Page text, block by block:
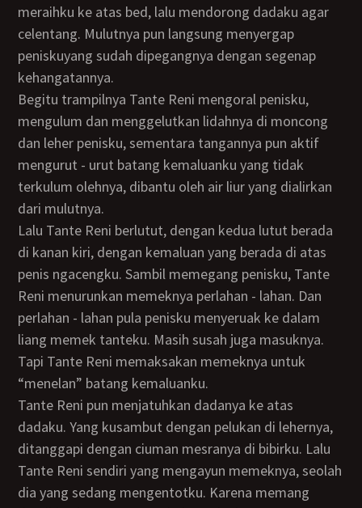
meraihku ke atas bed, lalu mendorong dadaku agar
celentang. Mulutnya pun langsung menyergap
peniskuyang sudah dipegangnya dengan segenap
kehangatannya.
Begitu trampilnya Tante Reni mengoral penisku,
mengulum dan menggelutkan lidahnya di moncong
dan leher penisku, sementara tangannya pun aktif
mengurut - urut batang kemaluanku yang tidak
terkulum olehnya, dibantu oleh air liur yang dialirkan
dari mulutnya.
Lalu Tante Reni berlutut, dengan kedua lutut berada
di kanan kiri, dengan kemaluan yang berada di atas
penis ngacengku. Sambil memegang penisku, Tante
Reni menurunkan memeknya perlahan - lahan. Dan
perlahan - lahan pula penisku menyeruak ke dalam
liang memek tanteku. Masih susah juga masuknya.
Tapi Tante Reni memaksakan memeknya untuk
“menelan” batang kemaluanku.
Tante Reni pun menjatuhkan dadanya ke atas
dadaku. Yang kusambut dengan pelukan di lehernya,
ditanggapi dengan ciuman mesranya di bibirku. Lalu
Tante Reni sendiri yang mengayun memeknya, seolah
dia yang sedang mengentotku. Karena memang